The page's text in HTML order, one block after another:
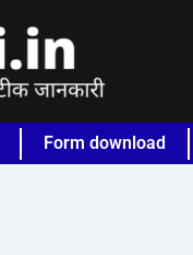
Form download